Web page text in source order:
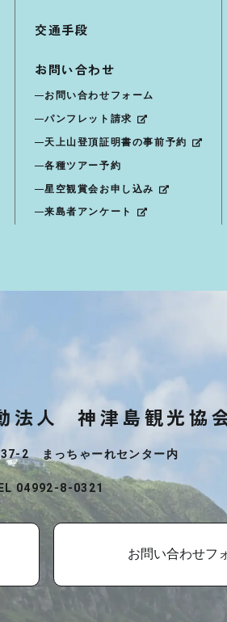
交通手段
お問い合わせ
お問い合わせフォーム
パンフレット請求
天上山登頂証明書の事前予約
各種ツアー予約
星空観賞会お申し込み
来島者アンケート
法人 神津島観光協
37-2 まっちゃーれセンター内
04992-8-0321
お問い合わせフ